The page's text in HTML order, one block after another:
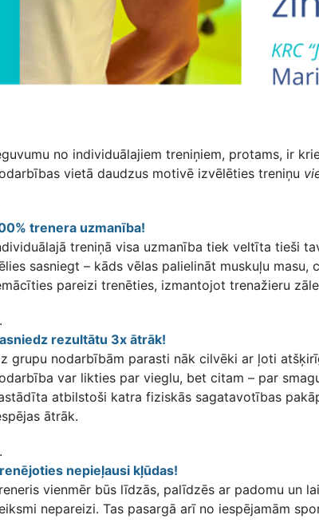
no individuālajiem treniņiem, protams, ir
vietā daudzus motivē izvēlēties treniņu
trenera uzmanība!
treniņā visa uzmanība tiek veltīta tieši
sasniegt – kāds vēlas palielināt muskuļu
pareizi trenēties, izmantojot trenažieru
rezultātu 3x ātrāk!
grupu nodarbībām parasti nāk cilvēki ar ļoti
var likties par vieglu, bet citam – par
atbilstoši katra fiziskās sagatavotības
ātrāk.
nepieļausi kļūdas!
vienmēr būs līdzās, palīdzēs ar padomu un
nepareizi. Tas pasargā arī no iespējamām